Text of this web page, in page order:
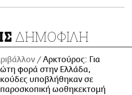
ΔΗΜΟΦΙΛΗ
Αρκτούρος: Για
φορά στην Ελλάδα,
υποβλήθηκαν σε
ωοθηκεκτομή